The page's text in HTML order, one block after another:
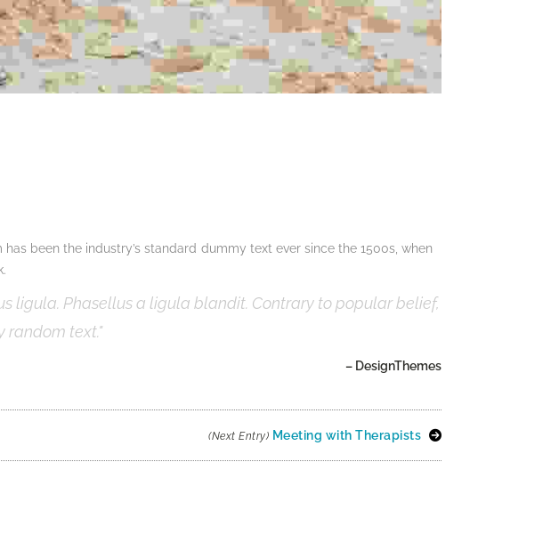
been the industry’s standard dummy text ever since the 1500s, when
ligula. Phasellus a ligula blandit. Contrary to popular belief,
random text.
– DesignThemes
(Next Entry) Meeting with Therapists